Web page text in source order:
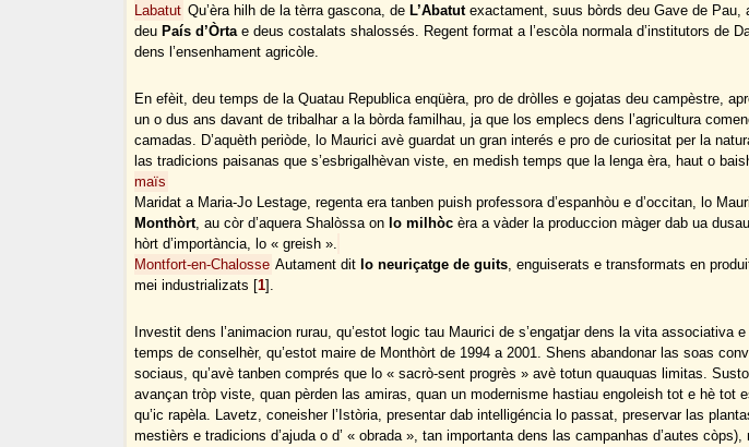
Labatut Qu’èra hilh de la tèrra gascona, de L’Abatutexactament, suus bòrds deu Gave de Pau,
deu País d’Òrtae deus costalats shalossés. Regent format a l’escòla normala d’institutors de
dens l’ensenhament agricòle.
En efèit, deu temps de la Quatau Republica enqüèra, pro de dròlles e gojatas deu campèstre,
un o dus ans davant de tribalhar a la bòrda familhau, ja que los emplecs dens l’agricultura
camadas. D’aquèth periòde, lo Maurici avè guardat un gran interés e pro de curiositat per la
las tradicions paisanas que s’esbrigalhèvan viste, en medish temps que la lenga èra, haut o
maïs
Maridat a Maria-Jo Lestage, regenta era tanben puish professora d’espanhòu e d’occitan, lo
Monthòrt, au còr d’aquera Shalòssa on lo milhòc èra a vàder la produccion màger dab ua
hòrt d’importància, lo « greish ».
Montfort-en-Chalosse Autament dit lo neuriçatge de guits, enguiserats e transformats en
mei industrializats [1] .
Investit dens l’animacion rurau, qu’estot logic tau Maurici de s’engatjar dens la vita associativa
temps de conselhèr, qu’estot maire de Monthòrt de 1994 a 2001. Shens abandonar las soas
sociaus, qu’avè tanben comprés que lo « sacrò-sent progrès » avè totun quauquas limitas.
avançan tròp viste, quan pèrden las amiras, quan un modernisme hastiau engoleish tot e hè tot
qu’ic rapèla. Lavetz, coneisher l’Istòria, presentar dab intelligéncia lo passat, preservar las
mestièrs e tradicions d’ajuda o d’ « obrada », tan importanta dens las campanhas d’autes